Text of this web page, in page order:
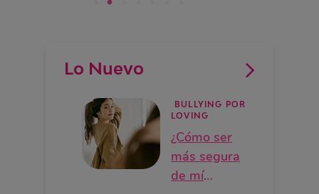
Lo Nuevo
BULLYING POR
LOVING
¿Cómo ser
más segura
de mí